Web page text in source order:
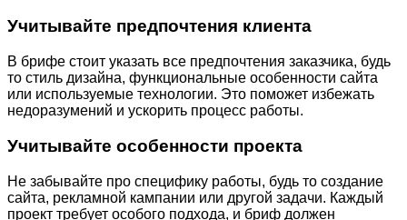
Учитывайте предпочтения клиента
В брифе стоит указать все предпочтения заказчика, будь
то стиль дизайна, функциональные особенности сайта
или используемые технологии. Это поможет избежать
недоразумений и ускорить процесс работы.
Учитывайте особенности проекта
Не забывайте про специфику работы, будь то создание
сайта, рекламной кампании или другой задачи. Каждый
проект требует особого подхода, и бриф должен